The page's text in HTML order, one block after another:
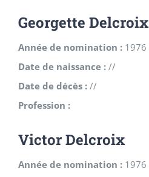
Georgette Delcroix
Année de nomination : 1976
Date de naissance : //
Date de décès : //
Profession :
Victor Delcroix
Année de nomination : 1976